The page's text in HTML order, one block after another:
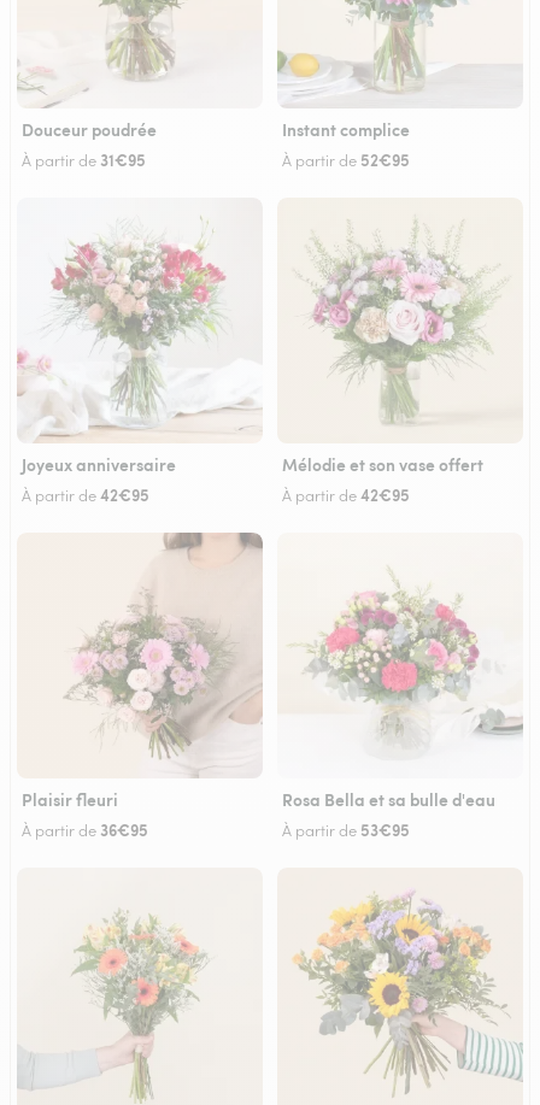
Douceur poudrée
À partir de 31€95
Instant complice
À partir de 52€95
Joyeux anniversaire
À partir de42€95
Mélodie et son vase offert
À partir de42€95
Plaisir fleuri
À partir de 36€95
Rosa Bella et sa bulle d'eau
À partir de 53€95